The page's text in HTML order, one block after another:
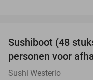
Sushiboot (48
personen voor
Sushi Westerlo